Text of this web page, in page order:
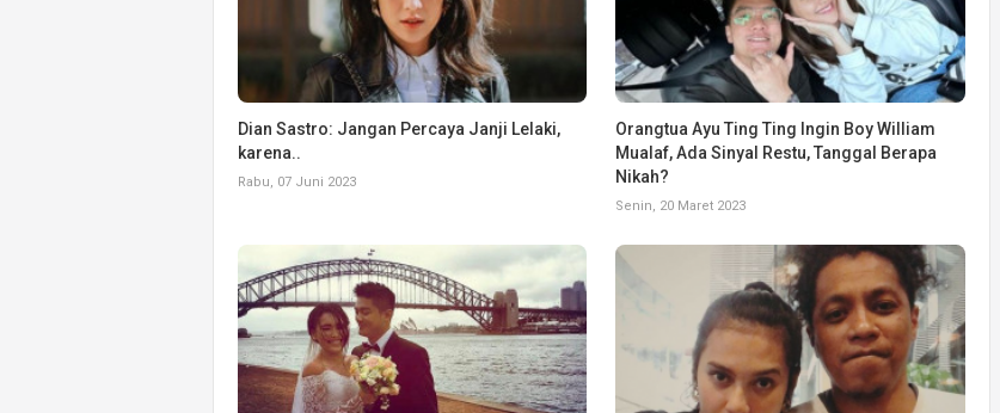
Dian Sastro: Jangan Percaya Janji Lelaki,
karena..
Rabu, 07 Juni 2023
Orangtua Ayu Ting Ting Ingin Boy William
Mualaf, Ada Sinyal Restu, Tanggal Berapa
Nikah?
Senin, 20 Maret 2023